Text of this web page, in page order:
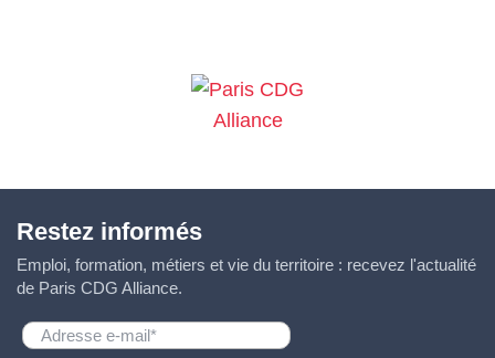
Restez informés
Emploi, formation, métiers et vie du territoire : recevez l'actualité
de Paris CDG Alliance.